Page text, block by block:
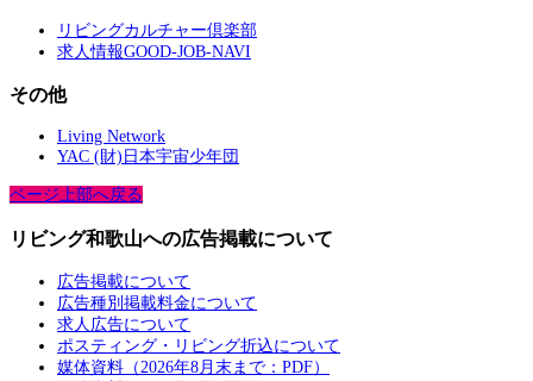
リビングカルチャー倶楽部
求人情報GOOD-JOB-NAVI
その他
Living Network
YAC (財)日本宇宙少年団
ページ上部へ戻る
リビング和歌山への広告掲載について
広告掲載について
広告種別掲載料金について
求人広告について
ポスティング・リビング折込について
媒体資料（2026年8月末まで：PDF）